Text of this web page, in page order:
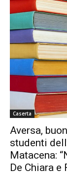
Caserta
Aversa,
studenti
Matacena:
De Chiara e